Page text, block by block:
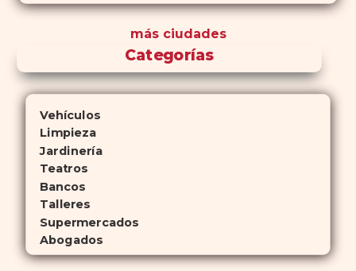
más ciudades
Categorías
Vehículos
Limpieza
Jardinería
Teatros
Bancos
Talleres
Supermercados
Abogados